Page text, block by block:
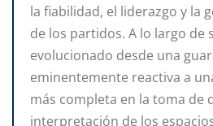
la fiabilidad, el liderazgo y la
de los partidos. A lo largo de
evolucionado desde una
eminentemente reactiva a
más completa en la toma de
interpretación de los